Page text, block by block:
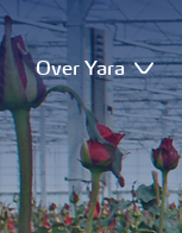
Over Yara